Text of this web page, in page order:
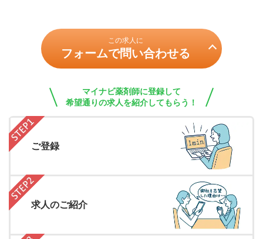
この求人に
フォームで問い合わせる
マイナビ薬剤師に登録して
希望通りの求人を紹介してもらう！
ご登録
求人のご紹介